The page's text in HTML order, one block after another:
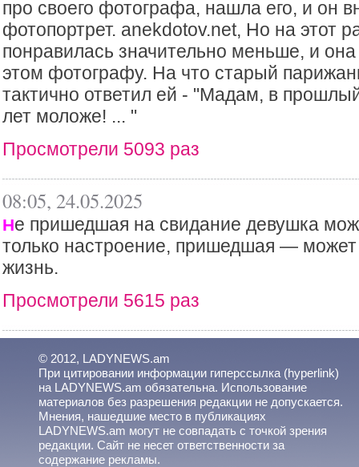
про своего фотографа, нашла его, и он
фотопортрет. anekdotov.net, Но на этот
понравилась значительно меньше, и
этом фотографу. На что старый
тактично ответил ей - "Мадам, в
лет моложе! ... "
Просмотрели 5093 раз
08:05, 24.05.2025
Не пришедшая на свидание девушка
только настроение, пришедшая — может
жизнь.
Просмотрели 5615 раз
© 2012, LADYNEWS.am
При цитировании информации гиперссылка (hyperlink)
на LADYNEWS.am обязательна. Использование
материалов без разрешения редакции не допускается.
Мнения, нашедшие место в публикациях
LADYNEWS.am могут не совпадать с точкой зрения
редакции. Сайт не несет ответственности за
содержание рекламы.